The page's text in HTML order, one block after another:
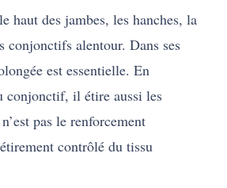
haut des jambes, les hanches, la
conjonctifs alentour. Dans ses
est essentielle. En
conjonctif, il étire aussi les
pas le renforcement
contrôlé du tissu